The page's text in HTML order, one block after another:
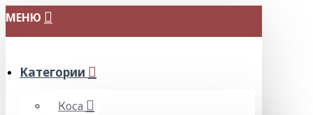
МЕНЮ
Категории
Коса